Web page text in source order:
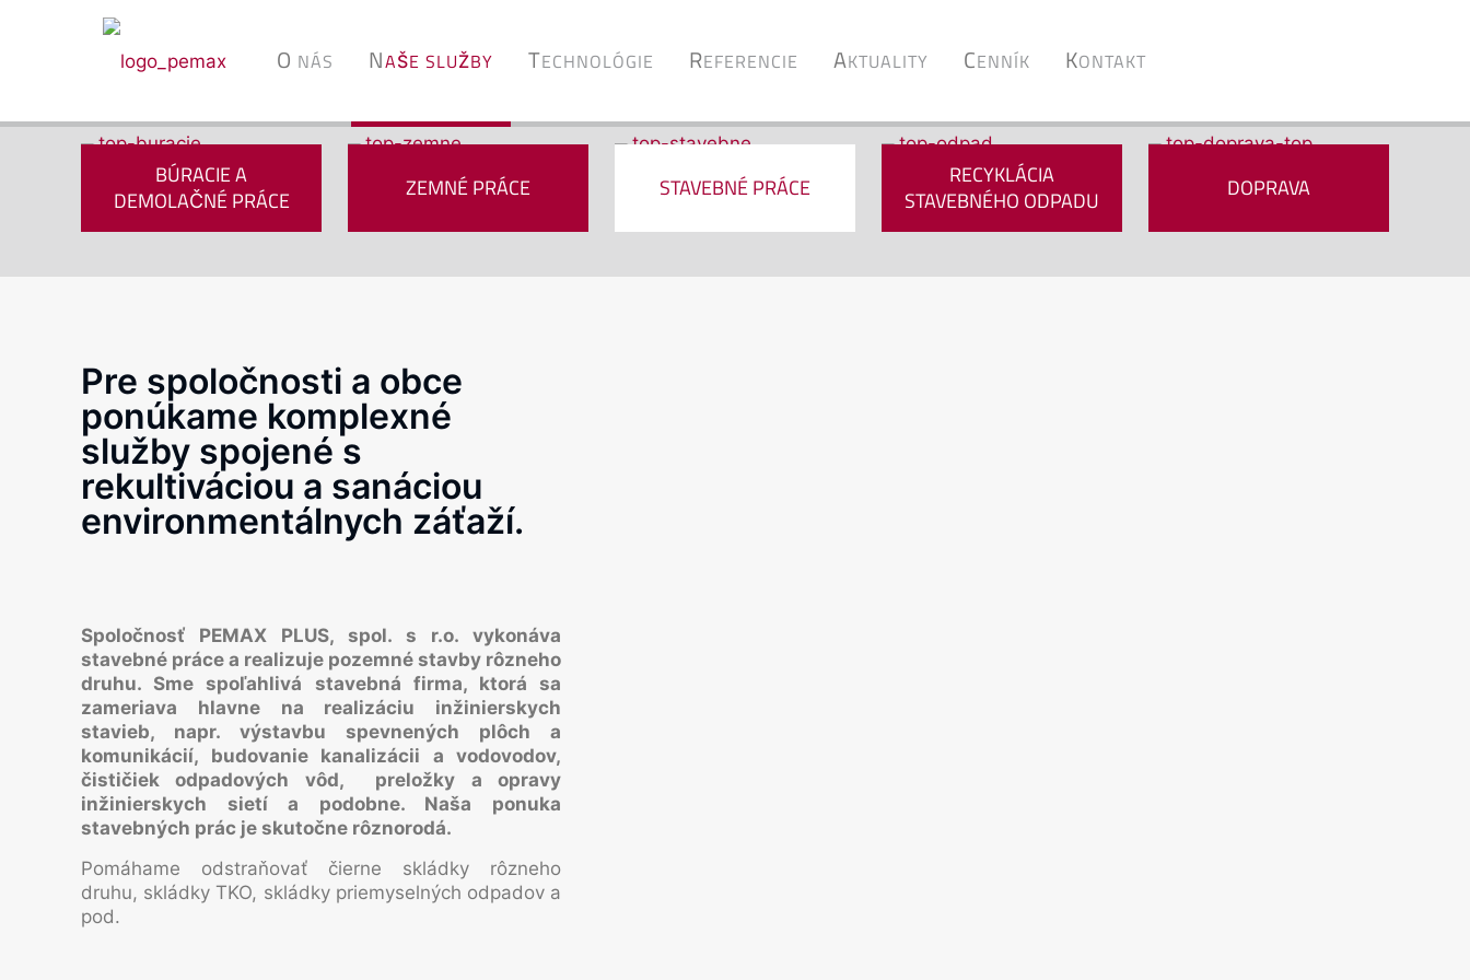
O NÁS NAŠE SLUŽBY TECHNOLÓGIE REFERENCIE AKTUALITY CENNÍK KONTAKT
BÚRACIE A
DEMOLAČNÉ PRÁCE
ZEMNÉ PRÁCE STAVEBNÉ PRÁCE
RECYKLÁCIA
STAVEBNÉHO ODPADU
DOPRAVA
Pre spoločnosti a obce
ponúkame komplexné
služby spojené s
rekultiváciou a sanáciou
environmentálnych záťaží.
Spoločnosť PEMAX PLUS, spol. s r.o. vykonáva
stavebné práce a realizuje pozemné stavby rôzneho
druhu. Sme spoľahlivá stavebná firma, ktorá sa
zameriava hlavne na realizáciu inžinierskych
stavieb, napr. výstavbu spevnených plôch a
komunikácií, budovanie kanalizácii a vodovodov,
čističiek odpadových vôd, preložky a opravy
inžinierskych sietí a podobne. Naša ponuka
stavebných prác je skutočne rôznorodá.
Pomáhame odstraňovať čierne skládky rôzneho
druhu, skládky TKO, skládky priemyselných odpadov a
pod.